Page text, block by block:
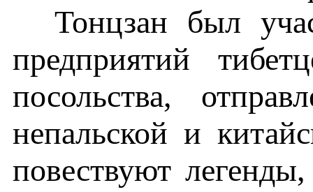
Тонцзан был
предприятий
посольства,
непальской и
повествуют